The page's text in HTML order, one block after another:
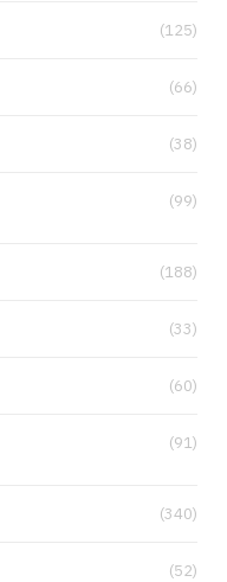
(125)
(66)
(38)
(99)
(188)
(33)
(60)
(91)
(340)
(52)